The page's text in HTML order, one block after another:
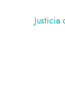
Justicia